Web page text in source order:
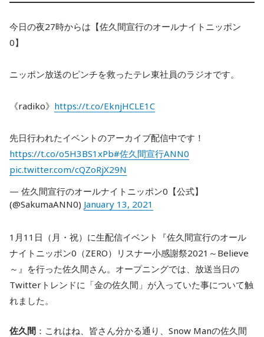
今日の夜27時からは【佐久間宣行のオールナイトニッポン
0】
ニッポン放送のピンチを救ったテレ東社員のラジオです。
《radiko》 https://t.co/EknjHCLE1C
先日行われたイベントのアーカイブ配信中です！
https://t.co/o5H3BS1xPb#佐久間宣行ANN0
pic.twitter.com/cQZoRjX29N
— 佐久間宣行のオールナイトニッポン0【公式】
(@SakumaANN0) January 13, 2021
1月11日（月・祝）に生配信イベント『佐久間宣行のオール
ナイトニッポン0（ZERO）リスナー小感謝祭2021～Believe
～』を行った佐久間さん。オープニングでは、放送当日の
Twitterトレンドに「金の佐久間」が入っていた事について触
れました。
佐久間 ：これはね、皆さん分かる通り、Snow Manの佐久間